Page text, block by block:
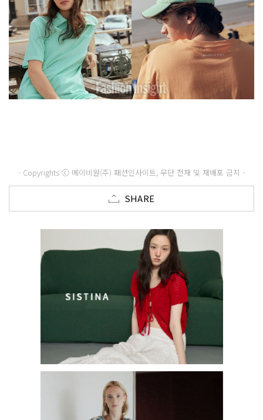
- Copyrights ⓒ 메이비원(주) 패션인사이트, 무단 전재 및 재배포 금지 -
SHARE